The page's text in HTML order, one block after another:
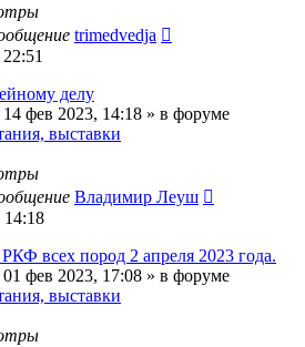
trimedvedja
делу
14 фев 2023, 14:18 » в форуме
выставки
Владимир Леуш
14:18
всех пород 2 апреля 2023 года.
01 фев 2023, 17:08 » в форуме
выставки